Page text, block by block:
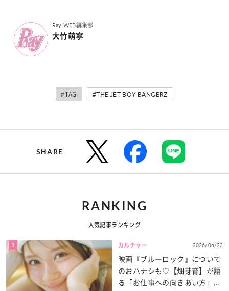
Ray WEB編集部
大竹萌寧
#TAG #THE JET BOY BANGERZ
SHARE
RANKING
人気記事ランキング
1 カルチャー 2026/06/23
映画『ブルーロック』について
のおハナシも♡【畑芽育】が語
る「お仕事への向きあい方」と